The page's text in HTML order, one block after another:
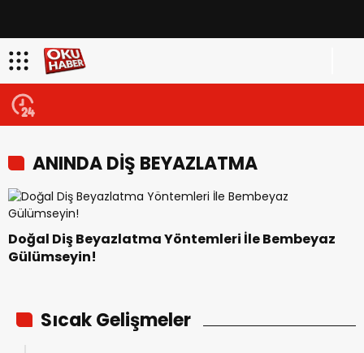
ANINDA DİŞ BEYAZLATMA
Doğal Diş Beyazlatma Yöntemleri İle Bembeyaz
Gülümseyin!
Sıcak Gelişmeler